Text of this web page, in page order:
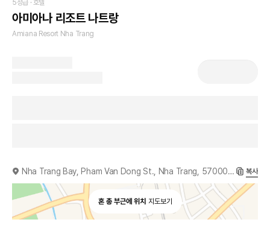
5성급 · 호텔
아미아나 리조트 나트랑
Amiana Resort Nha Trang
Nha Trang Bay, Pham Van Dong St., Nha Trang, 57000, VN 복사
혼 총 부근에 위치 지도보기